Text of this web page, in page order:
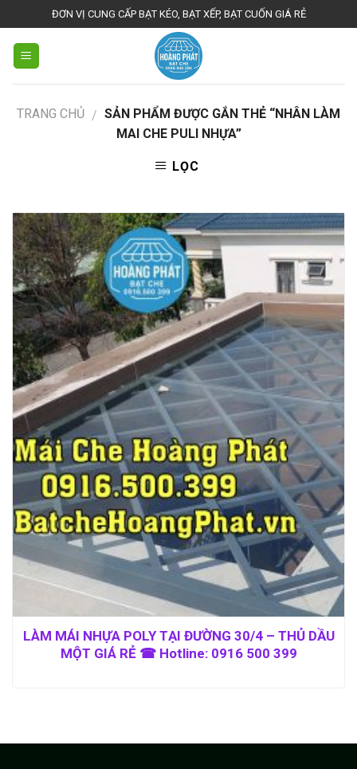
to
content
ĐƠN VỊ CUNG CẤP BẠT KÉO, BẠT XẾP, BẠT CUỐN GIÁ RẺ
TRANG CHỦ / SẢN PHẨM ĐƯỢC GẮN THẺ “NHÂN LÀM
MAI CHE PULI NHỰA”
LỌC
LÀM MÁI NHỰA POLY TẠI ĐƯỜNG 30/4 – THỦ DẦU
MỘT GIÁ RẺ ☎ Hotline: 0916 500 399